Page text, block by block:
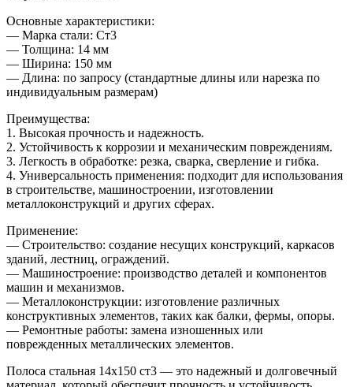
Основные характеристики:
— Марка стали: Ст3
— Толщина: 14 мм
— Ширина: 150 мм
— Длина: по запросу (стандартные длины или нарезка по
индивидуальным размерам)
Преимущества:
1. Высокая прочность и надежность.
2. Устойчивость к коррозии и механическим повреждениям.
3. Легкость в обработке: резка, сварка, сверление и гибка.
4. Универсальность применения: подходит для использования
в строительстве, машиностроении, изготовлении
металлоконструкций и других сферах.
Применение:
— Строительство: создание несущих конструкций, каркасов
зданий, лестниц, ограждений.
— Машиностроение: производство деталей и компонентов
машин и механизмов.
— Металлоконструкции: изготовление различных
конструктивных элементов, таких как балки, фермы, опоры.
— Ремонтные работы: замена изношенных или
поврежденных металлических элементов.
Полоса стальная 14х150 ст3 — это надежный и долговечный